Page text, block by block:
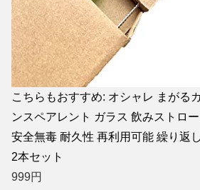
こちらもおすすめ: オシャレ まがる
ンスペアレント ガラス 飲みストロ
安全無毒 耐久性 再利用可能 繰り返
2本セット
999円